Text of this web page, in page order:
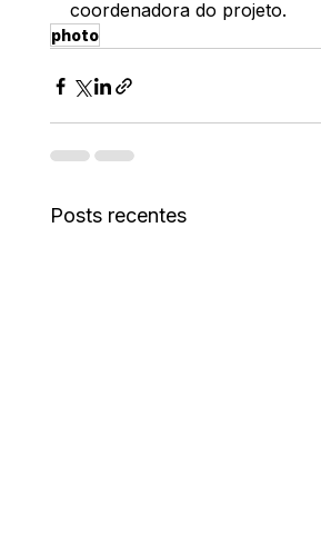
coordenadora do projeto.
photo
Posts recentes